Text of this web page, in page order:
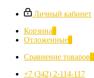
Личный кабинет
Корзина0
Отложенные0
Сравнение товаров0
+7 (342) 2-114-117